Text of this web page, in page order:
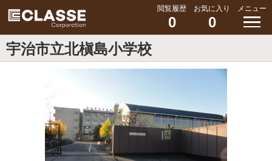
閲覧履歴
0
お気に入り
0
メニュー
宇治市立北槇島小学校